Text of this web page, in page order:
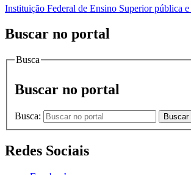
Instituição Federal de Ensino Superior pública e
Buscar no portal
Busca
Buscar no portal
Busca: Buscar
Redes Sociais